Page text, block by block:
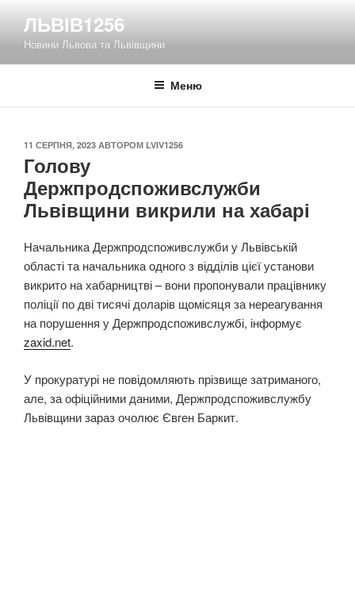
вмісту
ЛЬВІВ1256
Новини Львова та Львівщини
Меню
ОПУБЛІКОВАНО
11 СЕРПНЯ, 2023 АВТОРОМ LVIV1256
Голову
Держпродспоживслужби
Львівщини викрили на хабарі
Начальника Держпродспоживслужби у Львівській
області та начальника одного з відділів цієї установи
викрито на хабарництві – вони пропонували працівнику
поліції по дві тисячі доларів щомісяця за нереагування
на порушення у Держпродспоживслужбі, інформує
zaxid.net.
У прокуратурі не повідомляють прізвище затриманого,
але, за офіційними даними, Держпродспоживслужбу
Львівщини зараз очолює Євген Баркит.